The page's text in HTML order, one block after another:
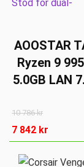
AOOSTAR
Ryzen 9
5.0GB LAN
10 786kr
7 842 kr